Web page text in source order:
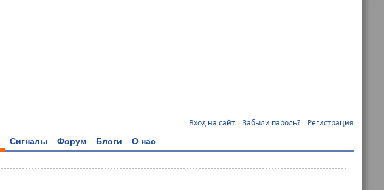
Вход на сайт Забыли пароль? Регистрация
Сигналы Форум Блоги О нас